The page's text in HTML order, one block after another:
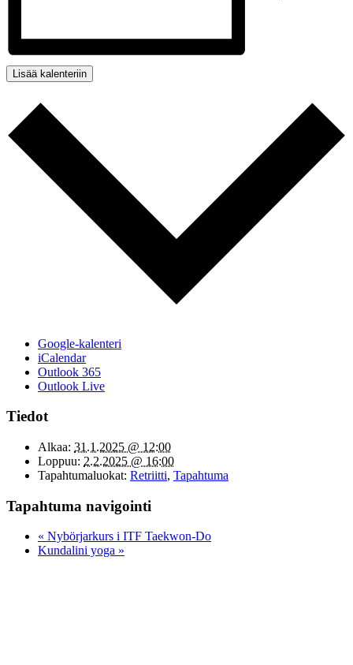
Lisää kalenteriin
Google-kalenteri
iCalendar
Outlook 365
Outlook Live
Tiedot
Alkaa: 31.1.2025 @ 12:00
Loppuu: 2.2.2025 @ 16:00
Tapahtumaluokat: Retriitti, Tapahtuma
Tapahtuma navigointi
« Nybörjarkurs i ITF Taekwon-Do
Kundalini yoga »